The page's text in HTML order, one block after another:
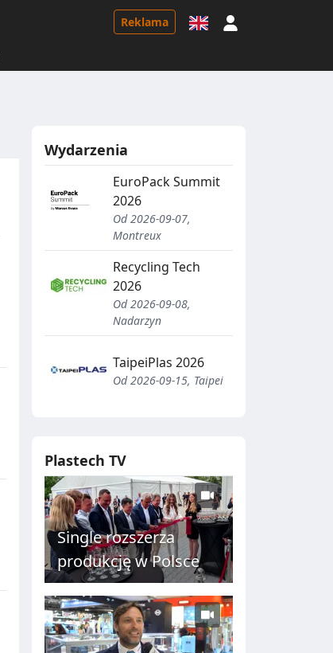
Reklama
Wydarzenia
EuroPack Summit
2026
Od 2026-09-07,
Montreux
Recycling Tech
2026
Od 2026-09-08,
Nadarzyn
TaipeiPlas 2026
Od 2026-09-15, Taipei
Plastech TV
Single rozszerza
produkcję w Polsce